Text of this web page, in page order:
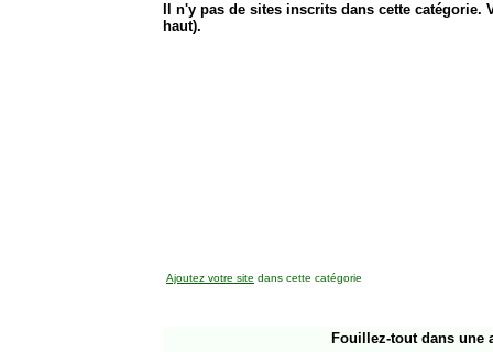
Il n'y pas de sites inscrits dans cette
haut).
Ajoutez votre site dans cette catégorie
Fouillez-tout dans une